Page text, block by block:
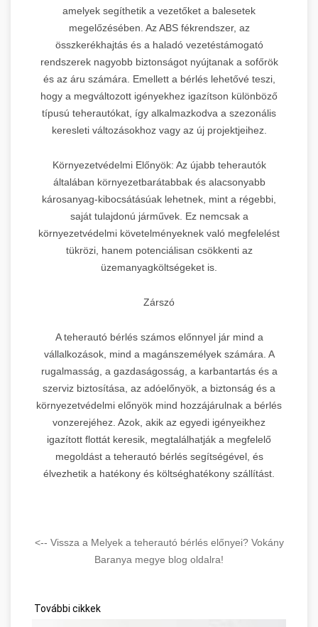
amelyek segíthetik a vezetőket a balesetek
megelőzésében. Az ABS fékrendszer, az
összkerékhajtás és a haladó vezetéstámogató
rendszerek nagyobb biztonságot nyújtanak a sofőrök
és az áru számára. Emellett a bérlés lehetővé teszi,
hogy a megváltozott igényekhez igazítson különböző
típusú teherautókat, így alkalmazkodva a szezonális
keresleti változásokhoz vagy az új projektjeihez.
Környezetvédelmi Előnyök: Az újabb teherautók
általában környezetbarátabbak és alacsonyabb
károsanyag-kibocsátásúak lehetnek, mint a régebbi,
saját tulajdonú járművek. Ez nemcsak a
környezetvédelmi követelményeknek való megfelelést
tükrözi, hanem potenciálisan csökkenti az
üzemanyagköltségeket is.
Zárszó
A teherautó bérlés számos előnnyel jár mind a
vállalkozások, mind a magánszemélyek számára. A
rugalmasság, a gazdaságosság, a karbantartás és a
szerviz biztosítása, az adóelőnyök, a biztonság és a
környezetvédelmi előnyök mind hozzájárulnak a bérlés
vonzerejéhez. Azok, akik az egyedi igényeikhez
igazított flottát keresik, megtalálhatják a megfelelő
megoldást a teherautó bérlés segítségével, és
élvezhetik a hatékony és költséghatékony szállítást.
<-- Vissza a Melyek a teherautó bérlés előnyei? Vokány
Baranya megye blog oldalra!
További cikkek